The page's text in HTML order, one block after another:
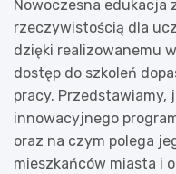
Nowoczesna edukacja
rzeczywistością dla
dzięki realizowanemu
dostęp do szkoleń
pracy. Przedstawiamy,
innowacyjnego
oraz na czym polega
mieszkańców miasta i